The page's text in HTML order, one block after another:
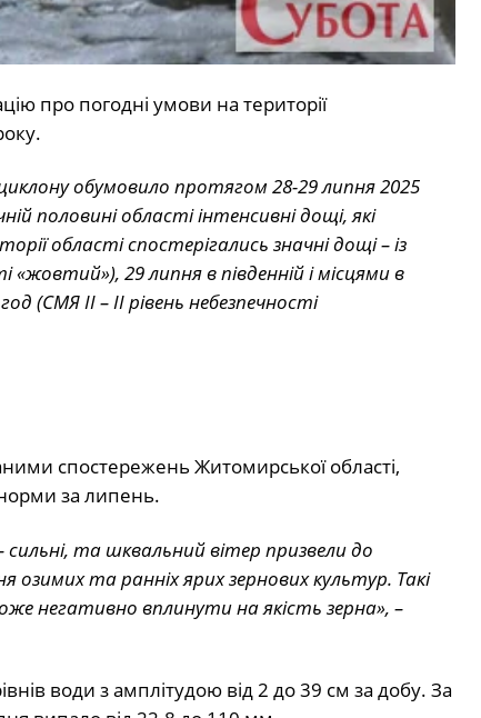
про погодні умови на території
обумовило протягом 28-29 липня 2025
половині області інтенсивні дощі, які
області спостерігались значні дощі – із
«жовтий»), 29 липня в південній і місцями в
(СМЯ II – II рівень небезпечності
спостережень Житомирської області,
за липень.
сильні, та шквальний вітер призвели до
озимих та ранніх ярих зернових культур. Такі
негативно вплинути на якість зерна», –
води з амплітудою від 2 до 39 см за добу. За